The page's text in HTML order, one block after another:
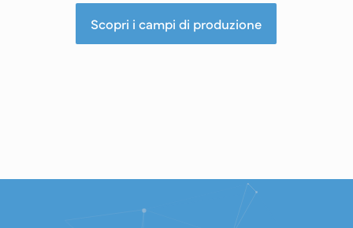
Scopri i campi di produzione